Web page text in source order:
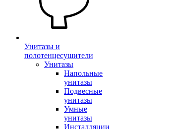
Унитазы и
полотенцесушители
Унитазы
Напольные
унитазы
Подвесные
унитазы
Умные
унитазы
Инсталляции